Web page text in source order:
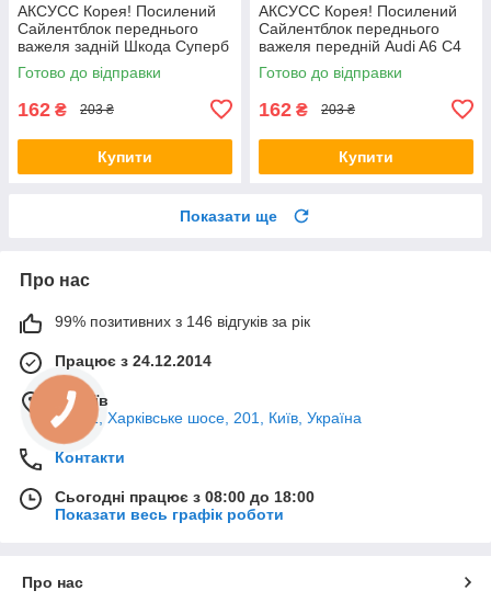
АКСУСС Корея! Посилений
Сайлентблок переднього
важеля задній Шкода Суперб
I (1994-). Верхній. 35379 ,
JBU138 , TD1062W
Готово до відправки
162 ₴ 203 ₴
Купити
АКСУСС Корея! Посилений
Сайлентблок переднього
важеля передній Audi A6 C4
C5 (1994-). Верхній. 35379 ,
JBU138 , TD1062W
Готово до відправки
162 ₴ 203 ₴
Купити
Показати ще
Про нас
99% позитивних з 146 відгуків за рік
Працює з 24.12.2014
м. Київ
02121, Харківське шосе, 201, Київ, Україна
Контакти
Сьогодні працює з 08:00 до 18:00
Показати весь графік роботи
Про нас